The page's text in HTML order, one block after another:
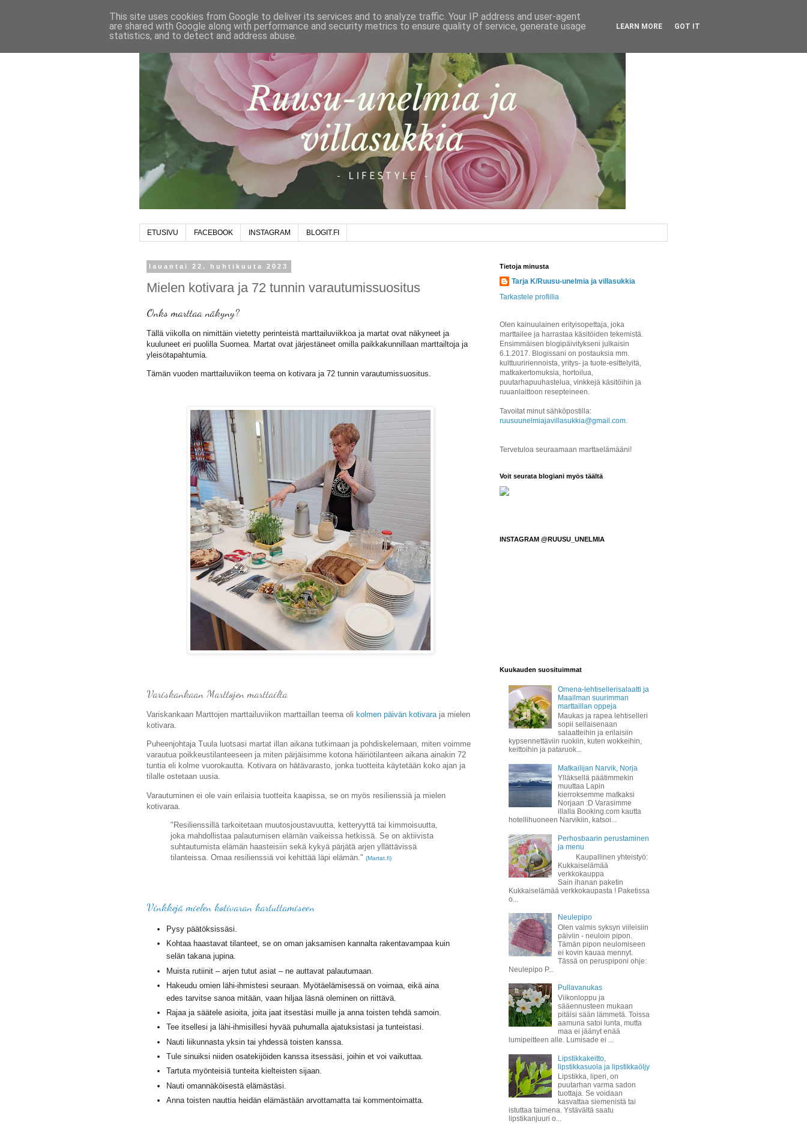
ETUSIVU FACEBOOK INSTAGRAM BLOGIT.FI
lauantai 22. huhtikuuta 2023
Mielen kotivara ja 72 tunnin varautumissuositus
Onks marttaa näkyny?
Tällä viikolla on nimittäin vietetty perinteistä marttailuviikkoa ja martat ovat näkyneet ja
kuuluneet eri puolilla Suomea. Martat ovat järjestäneet omilla paikkakunnillaan marttailtoja ja
yleisötapahtumia.
Tämän vuoden marttailuviikon teema on kotivara ja 72 tunnin varautumissuositus.
Variskankaan Marttojen marttailta
Variskankaan Marttojen marttailuviikon marttaillan teema oli kolmen päivän kotivaraja mielen
kotivara.
Puheenjohtaja Tuula luotsasi martat illan aikana tutkimaan ja pohdiskelemaan, miten voimme
varautua poikkeustilanteeseen ja miten pärjäisimme kotona häiriötilanteen aikana ainakin 72
tuntia eli kolme vuorokautta. Kotivara on hätävarasto, jonka tuotteita käytetään koko ajan ja
tilalle ostetaan uusia.
Varautuminen ei ole vain erilaisia tuotteita kaapissa, se on myös resilienssiä ja mielen
kotivaraa.
"Resilienssillä tarkoitetaan muutosjoustavuutta, ketteryyttä tai kimmoisuutta,
joka mahdollistaa palautumisen elämän vaikeissa hetkissä. Se on aktiivista
suhtautumista elämän haasteisiin sekä kykyä pärjätä arjen yllättävissä
tilanteissa. Omaa resilienssiä voi kehittää läpi elämän." (Martat.fi)
Vinkkejä mielen kotivaran kartuttamiseen
Pysy päätöksissäsi.
Kohtaa haastavat tilanteet, se on oman jaksamisen kannalta rakentavampaa kuin
selän takana jupina.
Muista rutiinit – arjen tutut asiat – ne auttavat palautumaan.
Hakeudu omien lähi-ihmistesi seuraan. Myötäelämisessä on voimaa, eikä aina
edes tarvitse sanoa mitään, vaan hiljaa läsnä oleminen on riittävä.
Rajaa ja säätele asioita, joita jaat itsestäsi muille ja anna toisten tehdä samoin.
Tee itsellesi ja lähi-ihmisillesi hyvää puhumalla ajatuksistasi ja tunteistasi.
Nauti liikunnasta yksin tai yhdessä toisten kanssa.
Tule sinuiksi niiden osatekijöiden kanssa itsessäsi, joihin et voi vaikuttaa.
Tartuta myönteisiä tunteita kielteisten sijaan.
Nauti omannäköisestä elämästäsi.
Anna toisten nauttia heidän elämästään arvottamatta tai kommentoimatta.
Tietoja minusta
Tarja K/Ruusu-unelmia ja villasukkia
Tarkastele profiilia
Olen kainuulainen erityisopettaja, joka
marttailee ja harrastaa käsitöiden tekemistä.
Ensimmäisen blogipäivitykseni julkaisin
6.1.2017. Blogissani on postauksia mm.
kulttuuririennoista, yritys- ja tuote-esittelyitä,
matkakertomuksia, hortoilua,
puutarhapuuhastelua, vinkkejä käsitöihin ja
ruuanlaittoon resepteineen.
Tavoitat minut sähköpostilla:
ruusuunelmiajavillasukkia@gmail.com.
Tervetuloa seuraamaan marttaelämääni!
Voit seurata blogiani myös täältä
INSTAGRAM @RUUSU_UNELMIA
Kuukauden suosituimmat
Omena-lehtisellerisalaatti ja
Maailman suurimman
marttaillan oppeja
Maukas ja rapea lehtiselleri
sopii sellaisenaan
salaatteihin ja erilaisiin
kypsennettäviin ruokiin, kuten wokkeihin,
keittoihin ja pataruok...
Matkailijan Narvik, Norja
Ylläksellä päätimmekin
muuttaa Lapin
kierroksemme matkaksi
Norjaan :D Varasimme
illalla Booking.com kautta
hotellihuoneen Narvikiin, katsoi...
Perhosbaarin perustaminen
ja menu
Kaupallinen yhteistyö:
Kukkaiselämää
verkkokauppa
Sain ihanan paketin
Kukkaiselämää verkkokaupasta ! Paketissa
o...
Neulepipo
Olen valmis syksyn viileisiin
päiviin - neuloin pipon.
Tämän pipon neulomiseen
ei kovin kauaa mennyt.
Tässä on peruspiponi ohje:
Neulepipo P...
Pullavanukas
Viikonloppu ja
sääennusteen mukaan
pitäisi sään lämmetä. Toissa
aamuna satoi lunta, mutta
maa ei jäänyt enää
lumipeitteen alle. Lumisade ei ...
Lipstikkakeitto,
lipstikkasuola ja lipstikkaöljy
Lipstikka, liperi, on
puutarhan varma sadon
tuottaja. Se voidaan
kasvattaa siemenistä tai
istuttaa taimena. Ystävältä saatu
lipstikanjuuri o...
This site uses cookies from Google to deliver its services and to analyze traffic. Your IP address and user-agent
are shared with Google along with performance and security metrics to ensure quality of service, generate usage
statistics, and to detect and address abuse.
LEARN MORE GOT IT